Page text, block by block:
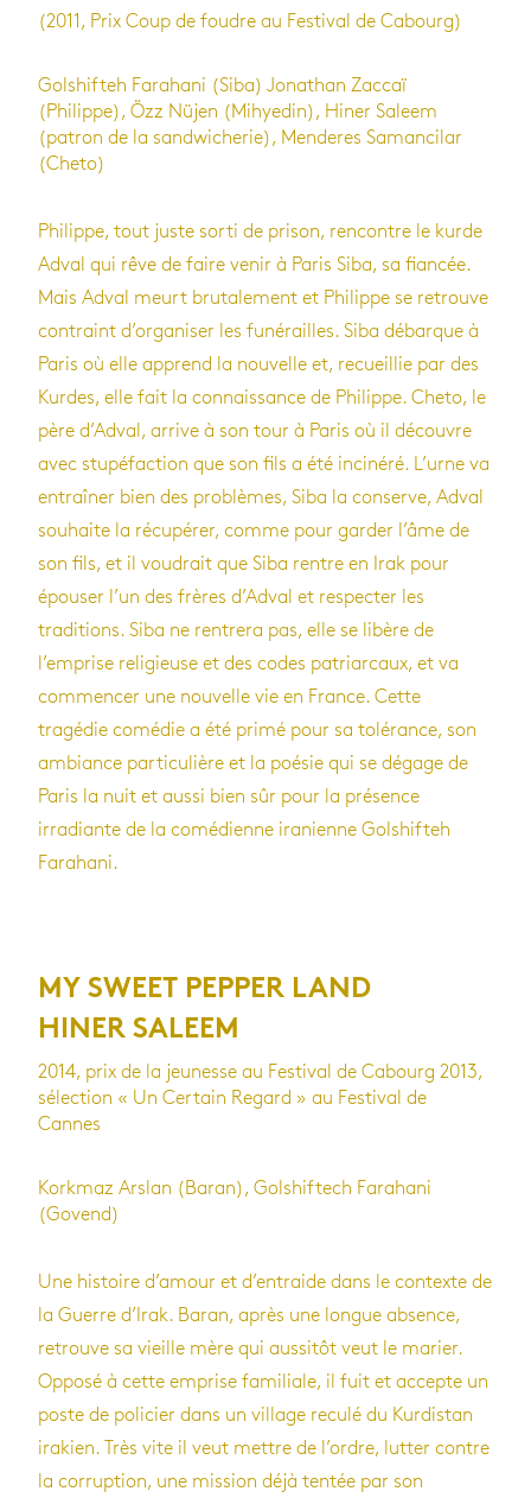
(2011, Prix Coup de foudre au Festival de Cabourg)
Golshifteh Farahani (Siba) Jonathan Zaccaï
(Philippe), Özz Nüjen (Mihyedin), Hiner Saleem
(patron de la sandwicherie), Menderes Samancilar
(Cheto)
Philippe, tout juste sorti de prison, rencontre le kurde
Adval qui rêve de faire venir à Paris Siba, sa fiancée.
Mais Adval meurt brutalement et Philippe se retrouve
contraint d’organiser les funérailles. Siba débarque à
Paris où elle apprend la nouvelle et, recueillie par des
Kurdes, elle fait la connaissance de Philippe. Cheto, le
père d’Adval, arrive à son tour à Paris où il découvre
avec stupéfaction que son fils a été incinéré. L’urne va
entraîner bien des problèmes, Siba la conserve, Adval
souhaite la récupérer, comme pour garder l’âme de
son fils, et il voudrait que Siba rentre en Irak pour
épouser l’un des frères d’Adval et respecter les
traditions. Siba ne rentrera pas, elle se libère de
l’emprise religieuse et des codes patriarcaux, et va
commencer une nouvelle vie en France. Cette
tragédie comédie a été primé pour sa tolérance, son
ambiance particulière et la poésie qui se dégage de
Paris la nuit et aussi bien sûr pour la présence
irradiante de la comédienne iranienne Golshifteh
Farahani.
MY SWEET PEPPER LAND
HINER SALEEM
2014, prix de la jeunesse au Festival de Cabourg 2013,
sélection « Un Certain Regard » au Festival de
Cannes
Korkmaz Arslan (Baran), Golshiftech Farahani
(Govend)
Une histoire d’amour et d’entraide dans le contexte de
la Guerre d’Irak. Baran, après une longue absence,
retrouve sa vieille mère qui aussitôt veut le marier.
Opposé à cette emprise familiale, il fuit et accepte un
poste de policier dans un village reculé du Kurdistan
irakien. Très vite il veut mettre de l’ordre, lutter contre
la corruption, une mission déjà tentée par son